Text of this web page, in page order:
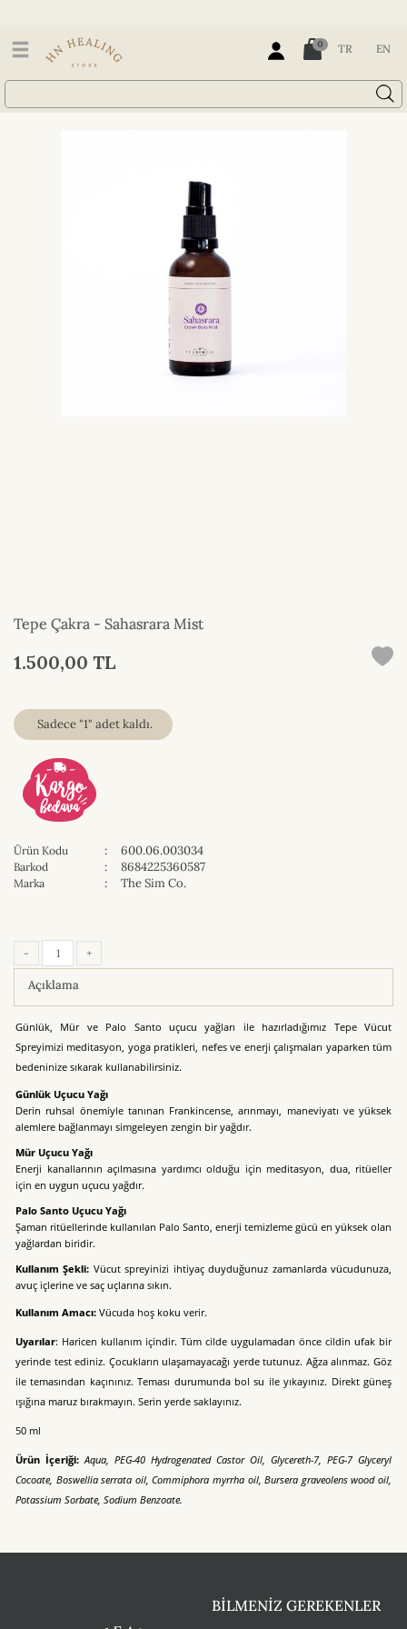
0 TR EN
Tepe Çakra - Sahasrara Mist
1.500,00 TL
Sadece "1" adet kaldı.
Ürün Kodu : 600.06.003034
Barkod : 8684225360587
Marka : The Sim Co.
- +
Açıklama
Günlük, Mür ve Palo Santo uçucu yağları ilehazırladığımız Tepe Vücut
Spreyimizi meditasyon, yoga pratikleri, nefes ve enerji çalışmaları yaparken tüm
bedeninize sıkarak kullanabilirsiniz.
Günlük Uçucu Yağı
Derin ruhsal önemiyle tanınan Frankincense, arınmayı, maneviyatı ve yüksek
alemlere bağlanmayı simgeleyen zengin bir yağdır.
Mür Uçucu Yağı
Enerji kanallarının açılmasına yardımcı olduğu için meditasyon, dua, ritüeller
için en uygun uçucu yağdır.
Palo Santo Uçucu Yağı
Şaman ritüellerinde kullanılan Palo Santo, enerji temizleme gücü en yüksek olan
yağlardan biridir.
Kullanım Şekli: Vücut spreyinizi ihtiyaç duyduğunuz zamanlarda vücudunuza,
avuç içlerine ve saç uçlarına sıkın.
Kullanım Amacı: Vücuda hoş koku verir.
Uyarılar: Haricen kullanım içindir. Tüm cilde uygulamadan önce cildin ufak bir
yerinde test ediniz. Çocukların ulaşamayacağı yerde tutunuz. Ağza alınmaz. Göz
ile temasından kaçınınız. Teması durumunda bol su ile yıkayınız. Direkt güneş
ışığına maruz bırakmayın. Serin yerde saklayınız.
50 ml
Ürün İçeriği:Aqua, PEG-40 Hydrogenated Castor Oil, Glycereth-7, PEG-7 Glyceryl
Cocoate, Boswellia serrata oil, Commiphora myrrha oil, Bursera graveolens wood oil,
Potassium Sorbate, Sodium Benzoate.
BİLMENİZ GEREKENLER